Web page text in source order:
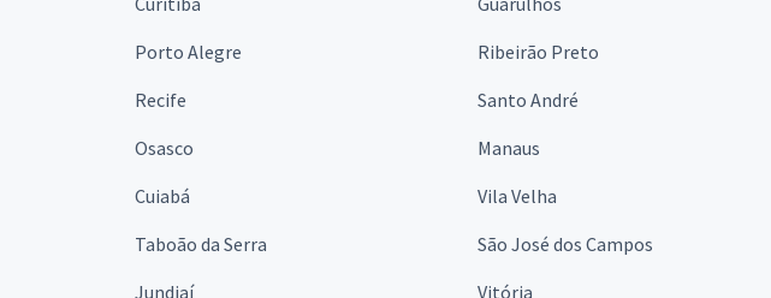
Porto Alegre
Ribeirão Preto
Recife
Santo André
Osasco
Manaus
Cuiabá
Vila Velha
Taboão da Serra
São José dos Campos
Jundiaí
Vitória